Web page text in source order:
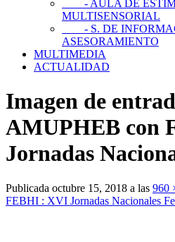
- AULA DE
MULTISENSORIAL
- S. DE
ASESORAMIENTO
MULTIMEDIA
ACTUALIDAD
Imagen de
AMUPHEB con
Jornadas
Publicada octubre 15, 2018 a las 960
FEBHI : XVI Jornadas Nacionales